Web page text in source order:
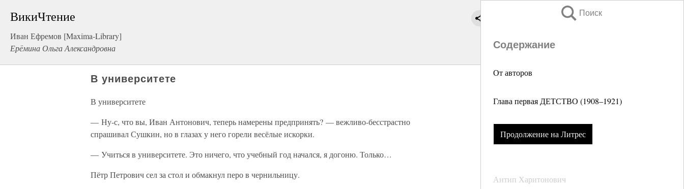
ВикиЧтение
Иван Ефремов [Maxima-Library]
Ерёмина Ольга Александровна
Поиск
Содержание
От авторов
Глава первая ДЕТСТВО (1908–1921)
Продолжение на Литрес
Антип Харитонович
В университете
В университете
— Ну-с, что вы, Иван Антонович, теперь намерены предпринять? — вежливо-бесстрастно
спрашивал Сушкин, но в глазах у него горели весёлые искорки.
— Учиться в университете. Это ничего, что учебный год начался, я догоню. Только…
Пётр Петрович сел за стол и обмакнул перо в чернильницу.